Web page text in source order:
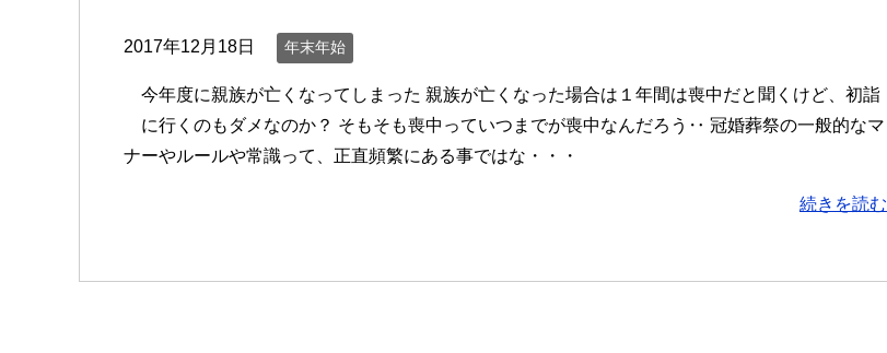
2017年12月18日 年末年始
今年度に親族が亡くなってしまった 親族が亡くなった場合は１年間は喪中だと聞くけど、初詣
に行くのもダメなのか？ そもそも喪中っていつまでが喪中なんだろう‥ 冠婚葬祭の一般的なマ
ナーやルールや常識って、正直頻繁にある事ではな・・・
続きを読む